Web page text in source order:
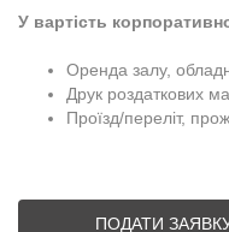
У вартість
Оренда залу,
Друк роздаткових
Проїзд/переліт,
ПОДАТИ